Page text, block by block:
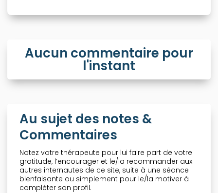
Aucun commentaire pour
l'instant
Au sujet des notes &
Commentaires
Notez votre thérapeute pour lui faire part de votre
gratitude, l’encourager et le/la recommander aux
autres internautes de ce site, suite à une séance
bienfaisante ou simplement pour le/la motiver à
compléter son profil.